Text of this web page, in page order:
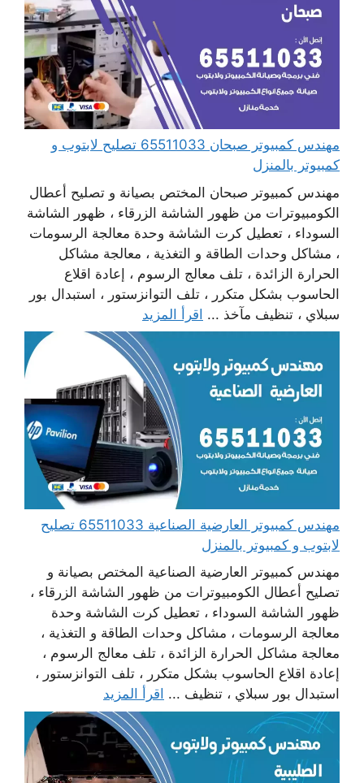
مهندس كمبيوتر صبحان 65511033 تصليح لابتوب و
كمبيوتر بالمنزل
مهندس كمبيوتر صبحان المختص بصيانة و تصليح أعطال
الكومبيوترات من ظهور الشاشة الزرقاء ، ظهور الشاشة
السوداء ، تعطيل كرت الشاشة وحدة معالجة الرسومات
، مشاكل وحدات الطاقة و التغذية ، معالجة مشاكل
الحرارة الزائدة ، تلف معالج الرسوم ، إعادة اقلاع
الحاسوب بشكل متكرر ، تلف التوانزستور ، استبدال بور
سبلاي ، تنظيف مآخذ ... اقرأ المزيد
مهندس كمبيوتر العارضية الصناعية 65511033 تصليح
لابتوب و كمبيوتر بالمنزل
مهندس كمبيوتر العارضية الصناعية المختص بصيانة و
تصليح أعطال الكومبيوترات من ظهور الشاشة الزرقاء ،
ظهور الشاشة السوداء ، تعطيل كرت الشاشة وحدة
معالجة الرسومات ، مشاكل وحدات الطاقة و التغذية ،
معالجة مشاكل الحرارة الزائدة ، تلف معالج الرسوم ،
إعادة اقلاع الحاسوب بشكل متكرر ، تلف التوانزستور ،
استبدال بور سبلاي ، تنظيف ... اقرأ المزيد